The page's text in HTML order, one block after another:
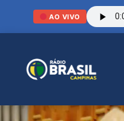
AO VIVO